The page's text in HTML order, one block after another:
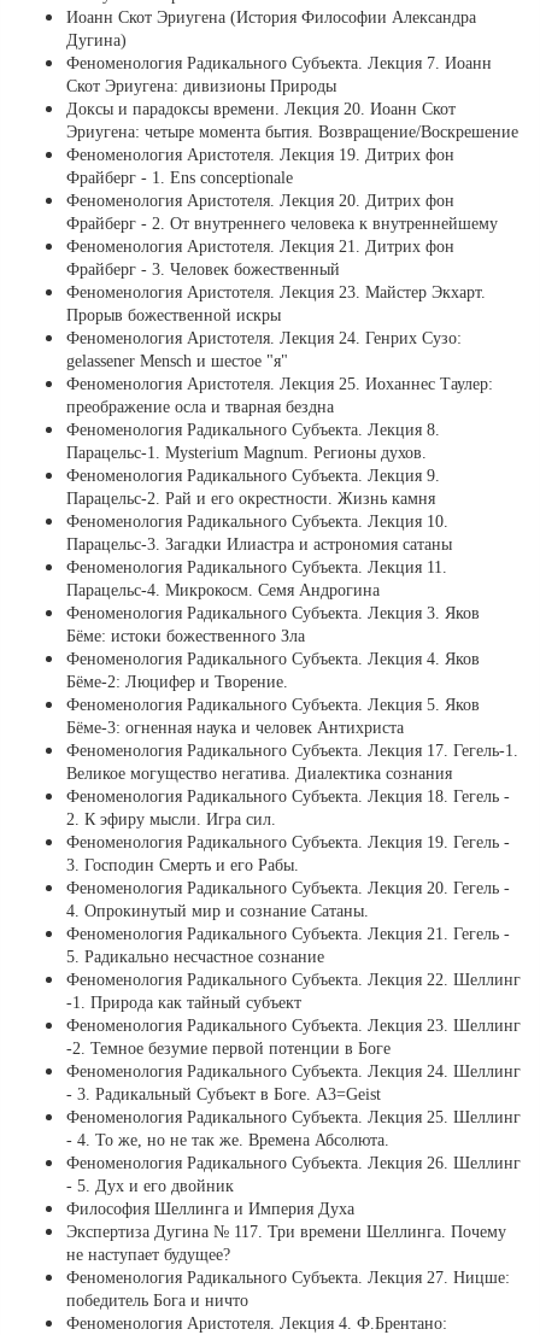
Иоанн Скот Эриугена (История Философии Александра
Дугина)
Феноменология Радикального Субъекта. Лекция 7. Иоанн
Скот Эриугена: дивизионы Природы
Доксы и парадоксы времени. Лекция 20. Иоанн Скот
Эриугена: четыре момента бытия. Возвращение/Воскрешение
Феноменология Аристотеля. Лекция 19. Дитрих фон
Фрайберг - 1. Ens conceptionale
Феноменология Аристотеля. Лекция 20. Дитрих фон
Фрайберг - 2. От внутреннего человека к внутреннейшему
Феноменология Аристотеля. Лекция 21. Дитрих фон
Фрайберг - 3. Человек божественный
Феноменология Аристотеля. Лекция 23. Майстер Экхарт.
Прорыв божественной искры
Феноменология Аристотеля. Лекция 24. Генрих Сузо:
gelassener Mensch и шестое "я"
Феноменология Аристотеля. Лекция 25. Иоханнес Таулер:
преображение осла и тварная бездна
Феноменология Радикального Субъекта. Лекция 8.
Парацельс-1. Mysterium Magnum. Регионы духов.
Феноменология Радикального Субъекта. Лекция 9.
Парацельс-2. Рай и его окрестности. Жизнь камня
Феноменология Радикального Субъекта. Лекция 10.
Парацельс-3. Загадки Илиастра и астрономия сатаны
Феноменология Радикального Субъекта. Лекция 11.
Парацельс-4. Микрокосм. Семя Андрогина
Феноменология Радикального Субъекта. Лекция 3. Яков
Бёме: истоки божественного Зла
Феноменология Радикального Субъекта. Лекция 4. Яков
Бёме-2: Люцифер и Творение.
Феноменология Радикального Субъекта. Лекция 5. Яков
Бёме-3: огненная наука и человек Антихриста
Феноменология Радикального Субъекта. Лекция 17. Гегель-1.
Великое могущество негатива. Диалектика сознания
Феноменология Радикального Субъекта. Лекция 18. Гегель -
2. К эфиру мысли. Игра сил.
Феноменология Радикального Субъекта. Лекция 19. Гегель -
3. Господин Смерть и его Рабы.
Феноменология Радикального Субъекта. Лекция 20. Гегель -
4. Опрокинутый мир и сознание Сатаны.
Феноменология Радикального Субъекта. Лекция 21. Гегель -
5. Радикально несчастное сознание
Феноменология Радикального Субъекта. Лекция 22. Шеллинг
-1. Природа как тайный субъект
Феноменология Радикального Субъекта. Лекция 23. Шеллинг
-2. Темное безумие первой потенции в Боге
Феноменология Радикального Субъекта. Лекция 24. Шеллинг
- 3. Радикальный Субъект в Боге. А3=Geist
Феноменология Радикального Субъекта. Лекция 25. Шеллинг
- 4. То же, но не так же. Времена Абсолюта.
Феноменология Радикального Субъекта. Лекция 26. Шеллинг
- 5. Дух и его двойник
Философия Шеллинга и Империя Духа
Экспертиза Дугина № 117. Три времени Шеллинга. Почему
не наступает будущее?
Феноменология Радикального Субъекта. Лекция 27. Ницше:
победитель Бога и ничто
Феноменология Аристотеля. Лекция 4. Ф.Брентано: